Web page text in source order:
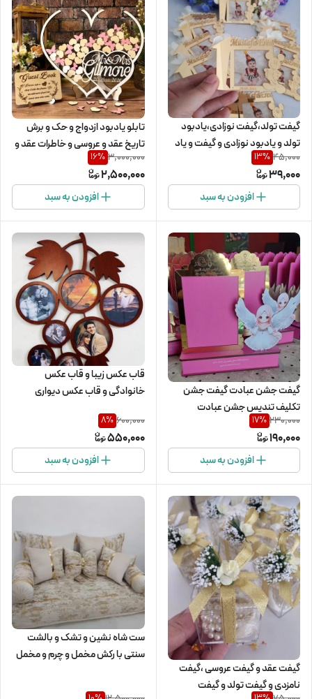
گیفت تولد،گیفت نوزادی،یادبود
تولد و یادبود نوزادی و گیفت و یاد
بود سیسمونی
45,000
13%
39,000
افزودن به سبد
تابلو یادبود ازدواج و حک و برش
تاریخ عقد و عروسی و خاطرات عقد و
عروسی
3,000,000
16%
2,500,000
افزودن به سبد
گیفت جشن عبادت گیفت جشن
تکلیف تندیس جشن عبادت
230,000
17%
190,000
افزودن به سبد
قاب عکس زیبا و قاب عکس
خانوادگی و قاب عکس دیواری
600,000
8%
550,000
افزودن به سبد
گیفت عقد و گیفت عروسی ،گیفت
نامزدی و گیفت تولد و گیفت
ست شاه نشین و تشک و بالشت
سنتی با رکش مخمل و چرم و مخمل